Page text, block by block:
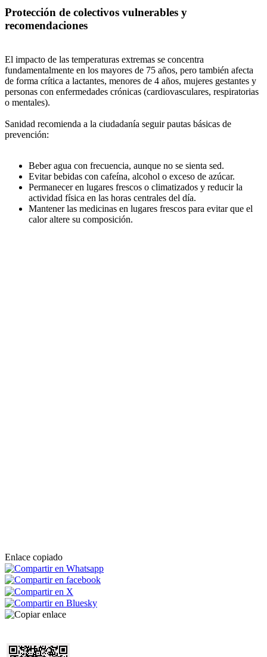
Protección de colectivos vulnerables y
recomendaciones
El impacto de las temperaturas extremas se concentra
fundamentalmente en los mayores de 75 años, pero también afecta
de forma crítica a lactantes, menores de 4 años, mujeres gestantes y
personas con enfermedades crónicas (cardiovasculares, respiratorias
o mentales).
Sanidad recomienda a la ciudadanía seguir pautas básicas de
prevención:
Beber agua con frecuencia, aunque no se sienta sed.
Evitar bebidas con cafeína, alcohol o exceso de azúcar.
Permanecer en lugares frescos o climatizados y reducir la
actividad física en las horas centrales del día.
Mantener las medicinas en lugares frescos para evitar que el
calor altere su composición.
Enlace copiado